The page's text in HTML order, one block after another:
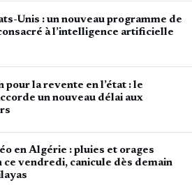
Unis : un nouveau programme de
à l’intelligence artificielle
pour la revente en l’état : le
un nouveau délai aux
en Algérie : pluies et orages
ce vendredi, canicule dès demain